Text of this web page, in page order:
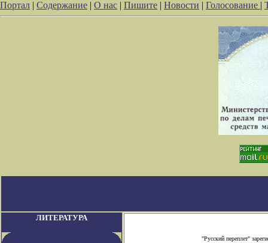
Портал | Содержание | О нас | Пишите | Новости | Голосование |
ЛИТЕРАТУРА
"Русский переплет"